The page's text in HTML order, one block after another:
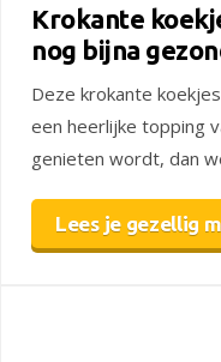
Krokante
nog bijna
Deze krokante
een heerlijke topping
genieten wordt, dan
Lees je gezellig